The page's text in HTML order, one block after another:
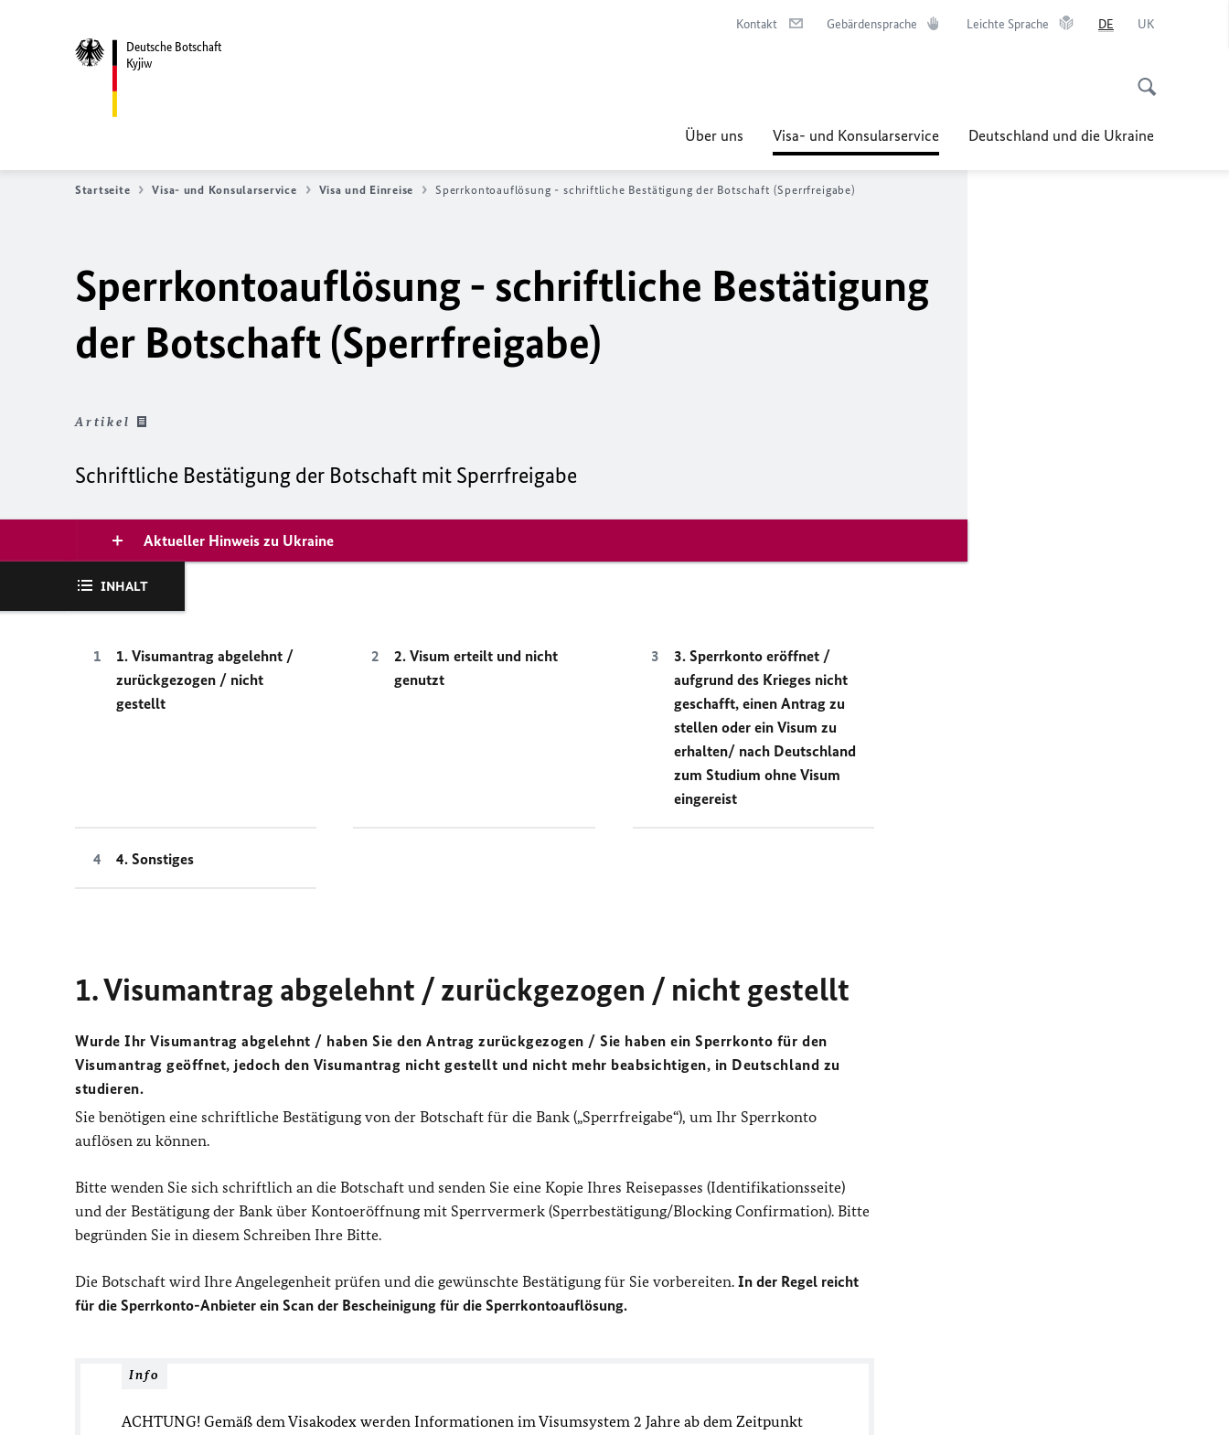
Deutsche Botschaft
Kyjiw
Kontakt Gebärdensprache Leichte Sprache DE UK
Über uns Visa- und Konsularservice Deutschland und die Ukraine
Startseite Visa- und Konsularservice Visa und Einreise Sperrkontoauflösung - schriftliche Bestätigung der Botschaft (Sperrfreigabe)
Sperrkontoauflösung - schriftliche Bestätigung
der Botschaft (Sperrfreigabe)
Artikel
Schriftliche Bestätigung der Botschaft mit Sperrfreigabe
Aktueller Hinweis zu Ukraine
INHALT
1. Visumantrag abgelehnt /
zurückgezogen / nicht
gestellt
2. Visum erteilt und nicht
genutzt
3. Sperrkonto eröffnet /
aufgrund des Krieges nicht
geschafft, einen Antrag zu
stellen oder ein Visum zu
erhalten/ nach Deutschland
zum Studium ohne Visum
eingereist
4. Sonstiges
1. Visumantrag abgelehnt / zurückgezogen / nicht gestellt
Wurde Ihr Visumantrag abgelehnt / haben Sie den Antrag zurückgezogen / Sie haben ein Sperrkonto für den
Visumantrag geöffnet, jedoch den Visumantrag nicht gestellt und nicht mehr beabsichtigen, in Deutschland zu
studieren.
Sie benötigen eine schriftliche Bestätigung von der Botschaft für die Bank („Sperrfreigabe“), um Ihr Sperrkonto
auflösen zu können.
Bitte wenden Sie sich schriftlich an die Botschaft und senden Sie eine Kopie Ihres Reisepasses (Identifikationsseite)
und der Bestätigung der Bank über Kontoeröffnung mit Sperrvermerk (Sperrbestätigung/Blocking Confirmation). Bitte
begründen Sie in diesem Schreiben Ihre Bitte.
Die Botschaft wird Ihre Angelegenheit prüfen und die gewünschte Bestätigung für Sie vorbereiten. In der Regel reicht
für die Sperrkonto-Anbieter ein Scan der Bescheinigung für die Sperrkontoauflösung.
Info
ACHTUNG! Gemäß dem Visakodex werden Informationen im Visumsystem 2 Jahre ab dem Zeitpunkt